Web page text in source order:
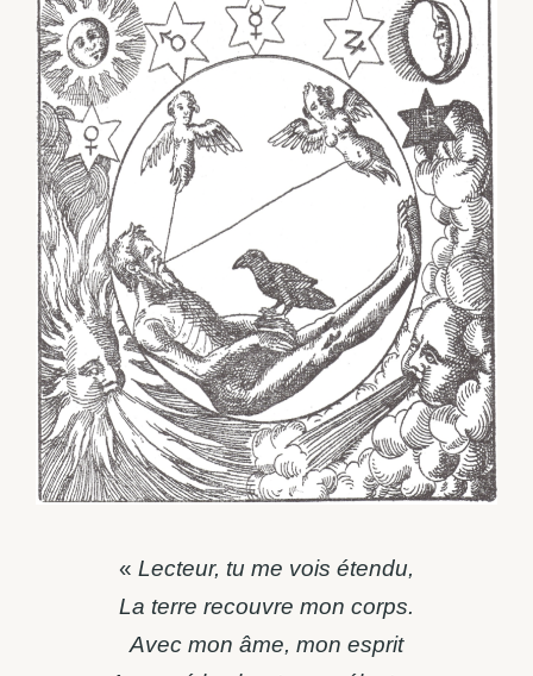
« Lecteur, tu me vois étendu,
La terre recouvre mon corps.
Avec mon âme, mon esprit